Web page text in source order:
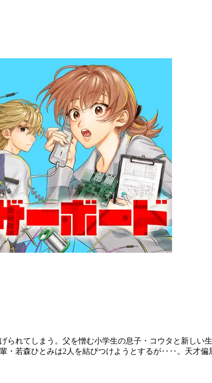
られてしまう。父を憎む小学生の息子・コウタと新しい
・若森ひとみは2人を結びつけようとするが‥‥。天才偏